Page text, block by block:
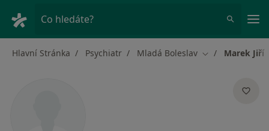
Co hledáte?
Hlavní Stránka Psychiatr Mladá Boleslav Změna města
Marek Jiří